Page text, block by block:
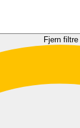
Fjern filtre